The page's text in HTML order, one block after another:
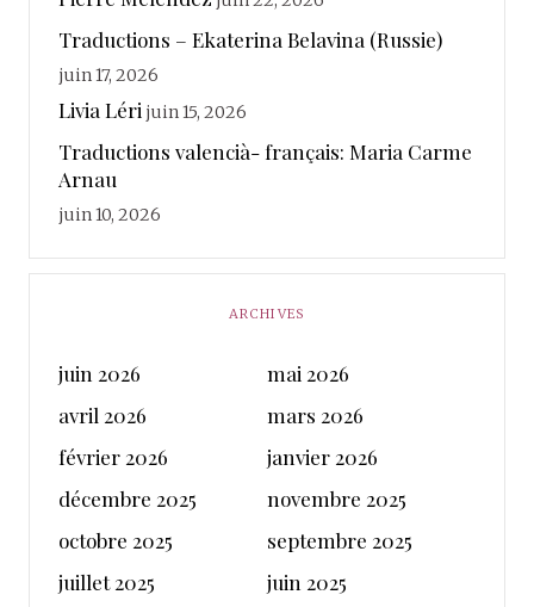
Traductions – Ekaterina Belavina (Russie)
juin 17, 2026
Livia Léri juin 15, 2026
Traductions valencià- français: Maria Carme
Arnau
juin 10, 2026
ARCHIVES
juin 2026
mai 2026
avril 2026
mars 2026
février 2026
janvier 2026
décembre 2025
novembre 2025
octobre 2025
septembre 2025
juillet 2025
juin 2025